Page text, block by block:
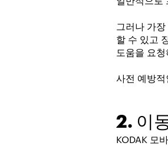
그러나 가
할 수 있고
도움을 요
사전 예방
2. 이
KODAK 모